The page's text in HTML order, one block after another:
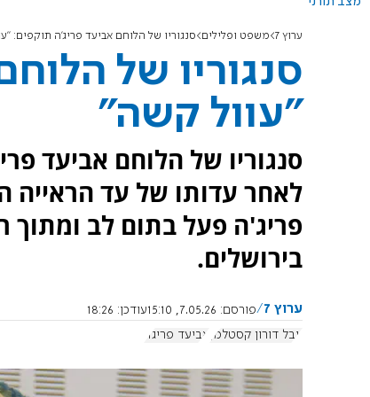
ערוץ 7 משפט ופלילים סנגוריו של הלוחם אביעד פריג'ה תוקפים:
סנגוריו של
"עוול קשה"
סנגוריו של הלוחם אביעד
לאחר עדותו של עד הראייה
פריג'ה פעל בתום לב ומתוך
בירושלים.
ערוץ 7 פורסם: 7.05.26, 15:10 עודכן: 18:26
יובל דורון קסטלמן
אביעד פריג'ה